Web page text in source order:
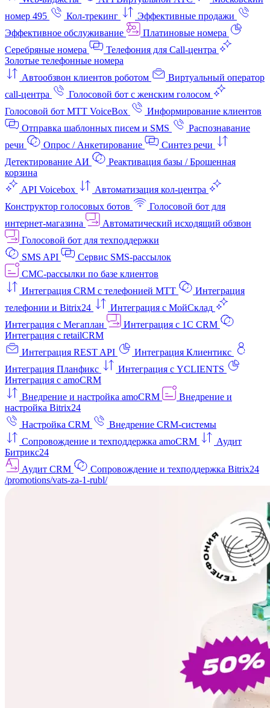
номер 495
Кол-трекинг
Эффективные продажи
Эффективное обслуживание
Платиновые номера
Серебряные номера
Телефония для Call-центра
Золотые телефонные номера
Автообзвон клиентов роботом
Виртуальный оператор
call-центра
Голосовой бот с женским голосом
Голосовой бот МТТ VoiceBox
Информирование клиентов
Отправка шаблонных писем и SMS
Распознавание
речи
Опрос / Анкетирование
Синтез речи
Детектирование АИ
Реактивация базы / Брошенная
корзина
API Voicebox
Автоматизация кол‑центра
Конструктор голосовых ботов
Голосовой бот для
интернет‑магазина
Автоматический исходящий обзвон
Голосовой бот для техподдержки
SMS API
Сервис SMS-рассылок
СМС-рассылки по базе клиентов
Интеграция CRM с телефонией МТТ
Интеграция
телефонии и Bitrix24
Интеграция с МойСклад
Интеграция с Мегаплан
Интеграция с 1C CRM
Интеграция с retailCRM
Интеграция REST API
Интеграция Клиентикс
Интеграция Планфикс
Интеграция с YCLIENTS
Интеграция с amoCRM
Внедрение и настройка amoCRM
Внедрение и
настройка Bitrix24
Настройка CRM
Внедрение CRM-системы
Сопровождение и техподдержка amoCRM
Аудит
Битрикс24
Аудит CRM
Сопровождение и техподдержка Bitrix24
/promotions/vats-za-1-rubl/